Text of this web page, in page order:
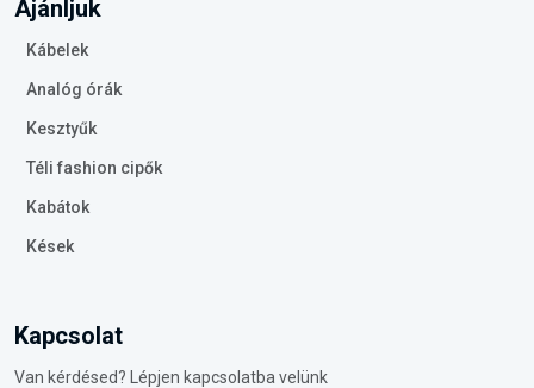
Ajánljuk
Kábelek
Analóg órák
Kesztyűk
Téli fashion cipők
Kabátok
Kések
Kapcsolat
Van kérdésed? Lépjen kapcsolatba velünk